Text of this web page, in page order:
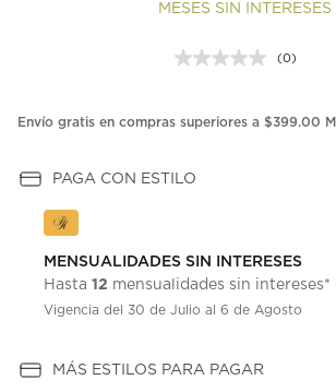
MESES SIN INTERESES
Sin
en
(0)
Envío gratis en compras superiores a $399.00
PAGA CON ESTILO
MENSUALIDADES SIN INTERESES
Hasta 12 mensualidades sin intereses*
Vigencia del 30 de Julio al 6 de Agosto
MÁS ESTILOS PARA PAGAR